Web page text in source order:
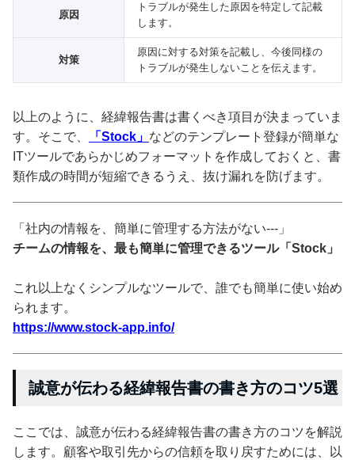
原因
トラブルが発生した原因を特定して記載
します。
対策
原因に対する対策を記載し、今後同様の
トラブルが発生しないことを伝えます。
以上のように、経緯報告書は書くべき項目が決まっていま
す。そこで、
「Stock」 などのテンプレート登録が簡単な
ITツールであらかじめフォーマットを作成しておくと、書
類作成の時間が短縮できるうえ、抜け漏れを防げます。
「社内の情報を、簡単に管理する方法がない---」
チームの情報を、最も簡単に管理できるツール「Stock」
これ以上なくシンプルなツールで、誰でも簡単に使い始め
られます。
https://www.stock-app.info/
誠意が伝わる経緯報告書の書き方のコツ5選
ここでは、誠意が伝わる経緯報告書の書き方のコツを解説
します。顧客や取引先からの信頼を取り戻すためには、以